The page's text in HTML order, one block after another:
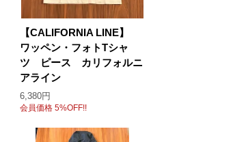
【CALIFORNIA LINE】
ワッペン・フォトTシャ
ツ ピース カリフォルニ
アライン
6,380円
会員価格 5%OFF!!